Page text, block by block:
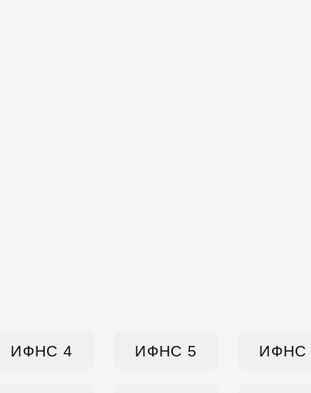
ИФНС 4 ИФНС 5 ИФНС